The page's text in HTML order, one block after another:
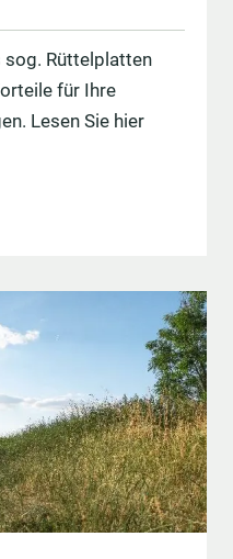
Rüttelplatten
für Ihre
Lesen Sie hier